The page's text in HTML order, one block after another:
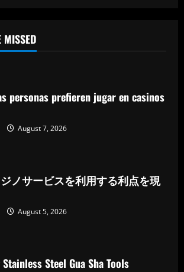
MISSED
personas prefieren jugar en casinos
August 7, 2026
ノサービスを利用する利点を現
August 5, 2026
Steel Gua Sha Tools